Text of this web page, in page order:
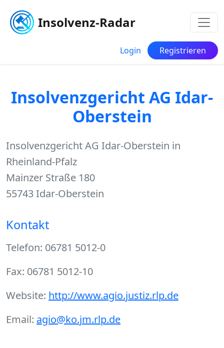
Insolvenz-Radar
Login Registrieren
Insolvenzgericht AG Idar-
Oberstein
Insolvenzgericht AG Idar-Oberstein in
Rheinland-Pfalz
Mainzer Straße 180
55743 Idar-Oberstein
Kontakt
Telefon: 06781 5012-0
Fax: 06781 5012-10
Website: http://www.agio.justiz.rlp.de
Email: agio@ko.jm.rlp.de